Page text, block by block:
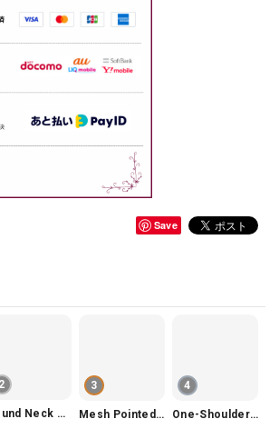
Save
2
Round Neck Tiered Sleeveless Dress V2290
3
Mesh Pointed Toe Pumps V165
4
One-Shoulder Slim-Fit Flattering Mermaid Skirt Dress V2295